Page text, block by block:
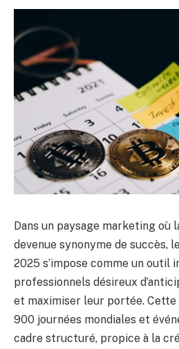
Dans un paysage marketing où
devenue synonyme de succès,
2025 s’impose comme un outil
professionnels désireux
et maximiser leur portée. Cette
900 journées mondiales et
cadre structuré, propice à la